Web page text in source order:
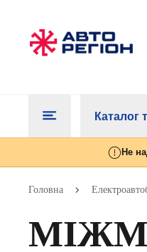
Каталог
Не
Головна